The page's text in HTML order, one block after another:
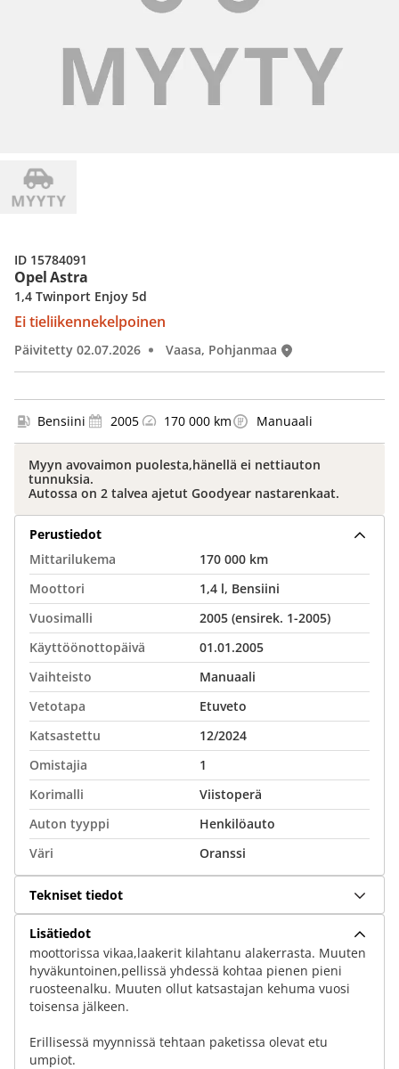
Opel Astra
1,4 Twinport Enjoy 5d
Ei tieliikennekelpoinen
Päivitetty 02.07.2026 Vaasa, Pohjanmaa
ID 15784091
Bensiini 2005 170 000 km Manuaali
Myyn avovaimon puolesta,hänellä ei nettiauton
tunnuksia.
Autossa on 2 talvea ajetut Goodyear nastarenkaat.
Perustiedot
Mittarilukema
170 000 km
Moottori
1,4 l, Bensiini
Vuosimalli
2005 (ensirek. 1-2005)
Käyttöönottopäivä
01.01.2005
Vaihteisto
Manuaali
Vetotapa
Etuveto
Katsastettu
12/2024
Omistajia
1
Korimalli
Viistoperä
Auton tyyppi
Henkilöauto
Väri
Oranssi
Tekniset tiedot
Lisätiedot
moottorissa vikaa,laakerit kilahtanu alakerrasta. Muuten
hyväkuntoinen,pellissä yhdessä kohtaa pienen pieni
ruosteenalku. Muuten ollut katsastajan kehuma vuosi
toisensa jälkeen.
Erillisessä myynnissä tehtaan paketissa olevat etu
umpiot.